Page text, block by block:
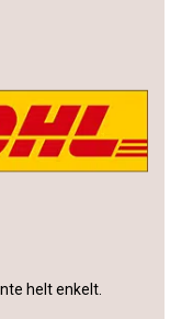
helt enkelt.